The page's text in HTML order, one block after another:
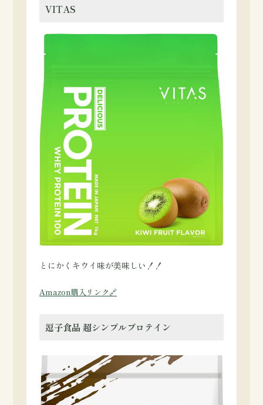
VITAS
とにかくキウイ味が美味しい！！
Amazon購入リンク🔗
逗子食品 超シンプルプロテイン